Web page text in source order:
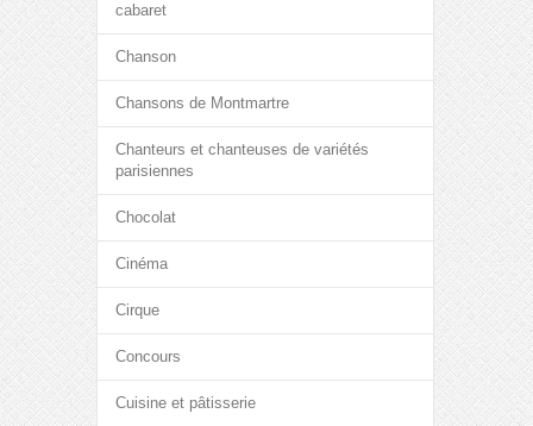
cabaret
Chanson
Chansons de Montmartre
Chanteurs et chanteuses de variétés
parisiennes
Chocolat
Cinéma
Cirque
Concours
Cuisine et pâtisserie